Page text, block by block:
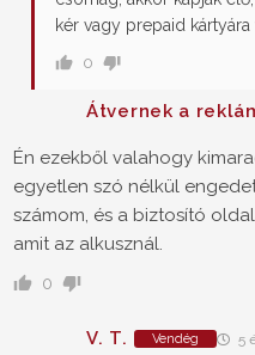
kér vagy prepaid kártyára
0
Átvernek a
Én ezekből valahogy
egyetlen szó nélkül
számom, és a biztosító
amit az alkusznál.
0
V. T. Vendég 5